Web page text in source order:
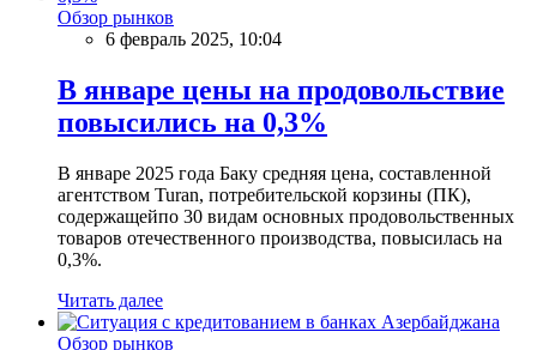
Обзор рынков
6 февраль 2025, 10:04
В январе цены на продовольствие
повысились на 0,3%
В январе 2025 года Баку средняя цена, составленной
агентством Turan, потребительской корзины (ПК),
содержащейпо 30 видам основных продовольственных
товаров отечественного производства, повысилась на
0,3%.
Читать далее
Обзор рынков